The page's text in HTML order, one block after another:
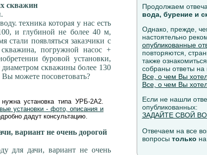
скважин
техника которая у нас есть
и глубиной не более 40 м,
стали появляться заказчики с
погружной насос +
буровой установки,
скважины более 130
можете посоветовать?
установка типа УРБ-2А2.
установки - фото, описания и
дадут консультацию.
вариант не очень дорогой
для дачи, вариант не очень
Продолжаем
вода, бурение и
Однако, прежде,
настоятельно
опубликованные
повторяются,
также
собраны ответы на
Все, о чем Вы
Все, о чем Вы
Если не нашли
опубликованных:
ЗАДАЙТЕ СВОЙ
Отвечаем на все
вопросы только на